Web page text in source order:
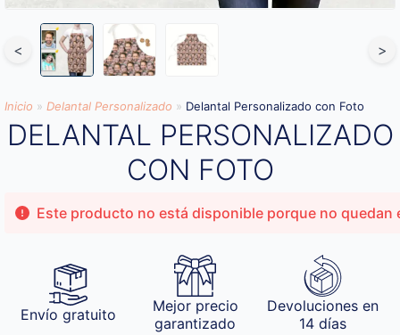
< >
Inicio » Delantal Personalizado » Delantal Personalizado con Foto
DELANTAL PERSONALIZADO
CON FOTO
Este producto no está disponible porque no quedan
Envío gratuito
Mejor precio
garantizado
Devoluciones en
14 días